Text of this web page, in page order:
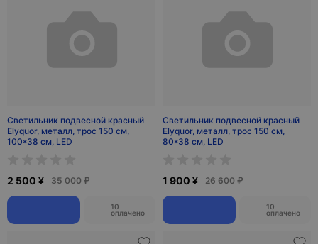
Светильник подвесной красный
Elyquor, металл, трос 150 см,
100*38 см, LED
2 500 ¥ 35 000 ₽
10
оплачено
Светильник подвесной красный
Elyquor, металл, трос 150 см,
80*38 см, LED
1 900 ¥ 26 600 ₽
10
оплачено